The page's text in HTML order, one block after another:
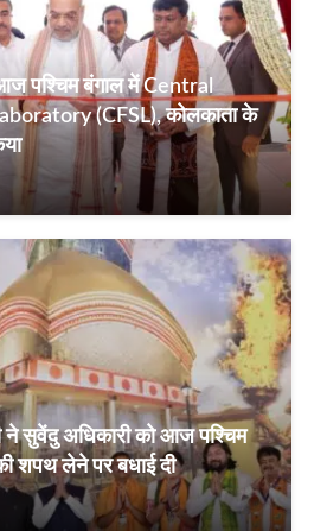
पश्चिम बंगाल में Central
(CFSL), कोलकाता के
ने सुवेंदु अधिकारी को आज पश्चिम
शपथ लेने पर बधाई दी